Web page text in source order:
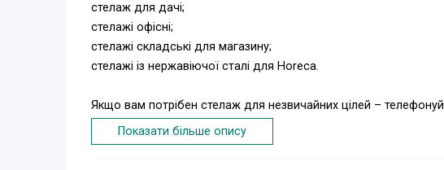
стелаж для дачі;
стелажі офісні;
стелажі складські для магазину;
стелажі із нержавіючої сталі для Horeca.
Якщо вам потрібен стелаж для незвичайних цілей –
Нині асортимент стелажів понад 150 моделей. Дуже ПРОСТА
Показати більше опису